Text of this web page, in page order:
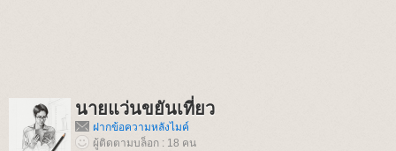
นายแว่นขยันเที่ยว
ฝากข้อความหลังไมค์
ผู้ติดตามบล็อก : 18 คน